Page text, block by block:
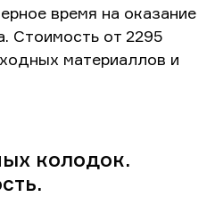
время на оказание
Стоимость от 2295
материаллов и
колодок.